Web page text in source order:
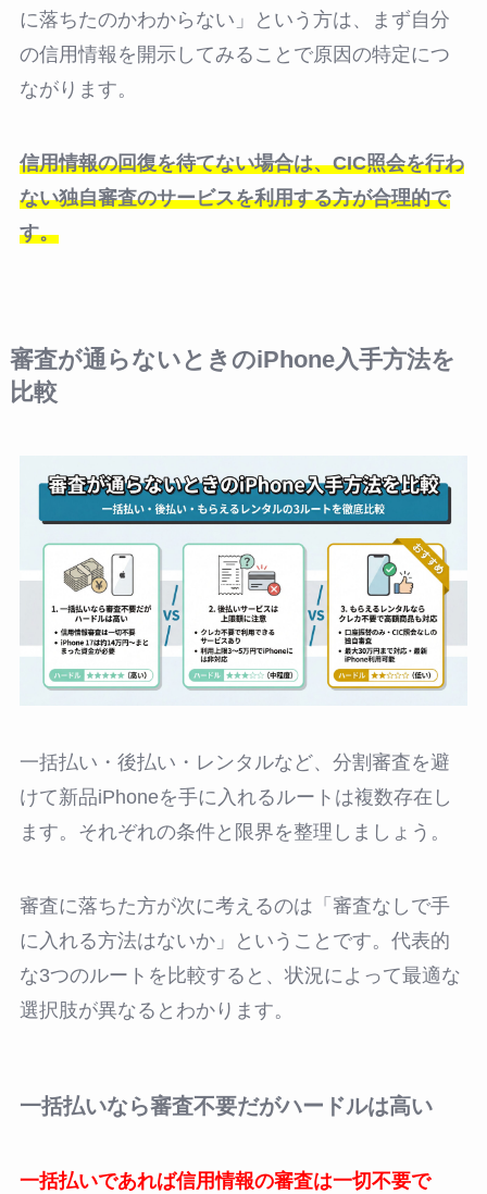
に落ちたのかわからない」という方は、まず自分
の信用情報を開示してみることで原因の特定につ
ながります。
信用情報の回復を待てない場合は、CIC照会を行わ
ない独自審査のサービスを利用する方が合理的で
す。
審査が通らないときのiPhone入手方法を
比較
一括払い・後払い・レンタルなど、分割審査を避
けて新品iPhoneを手に入れるルートは複数存在し
ます。それぞれの条件と限界を整理しましょう。
審査に落ちた方が次に考えるのは「審査なしで手
に入れる方法はないか」ということです。代表的
な3つのルートを比較すると、状況によって最適な
選択肢が異なるとわかります。
一括払いなら審査不要だがハードルは高い
一括払いであれば信用情報の審査は一切不要で